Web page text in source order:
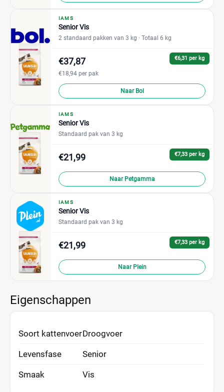
IAMS
Senior Vis
2 standaard pakken van 3 kg · Totaal 6 kg
€6,31 per kg
€37,87
€18,94 per pak
Naar Bol
IAMS
Senior Vis
Standaard pak van 3 kg
€7,33 per kg
€21,99
Naar Petgamma
IAMS
Senior Vis
Standaard pak van 3 kg
€7,33 per kg
€21,99
Naar Plein
Eigenschappen
Soort kattenvoerDroogvoer
Levensfase Senior
Smaak Vis